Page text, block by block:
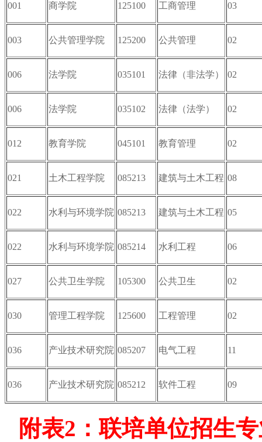
001 商学院 125100 工商管理 03
003 公共管理学院 125200 公共管理 02
006 法学院 035101 法律（非法学） 02
006 法学院 035102 法律（法学） 02
012 教育学院 045101 教育管理 02
021 土木工程学院 085213 建筑与土木工程 08
022 水利与环境学院 085213 建筑与土木工程 05
022 水利与环境学院 085214 水利工程 06
027 公共卫生学院 105300 公共卫生 02
030 管理工程学院 125600 工程管理 02
036 产业技术研究院 085207 电气工程 11
036 产业技术研究院 085212 软件工程 09
附表2：联培单位招生